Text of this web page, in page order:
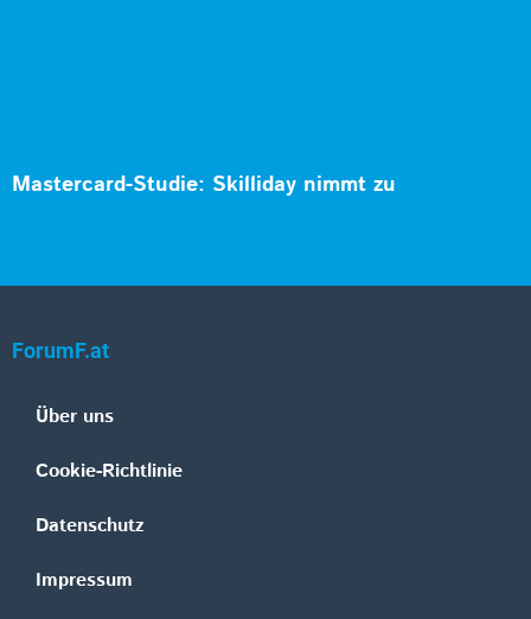
Mastercard-Studie: Skilliday nimmt zu
ForumF.at
Über uns
Cookie-Richtlinie
Datenschutz
Impressum